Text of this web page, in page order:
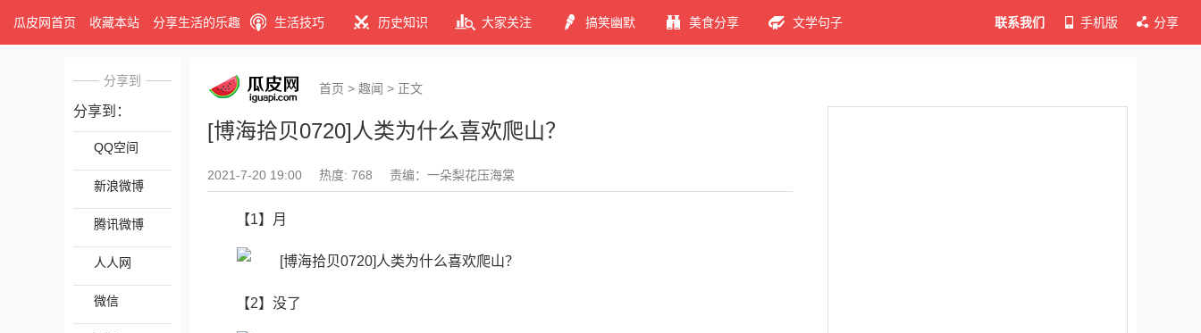
瓜皮网首页 收藏本站 分享生活的乐趣 生活技巧 历史知识 大家关注 搞笑幽默 美食分享 文学句子 联系我们 手机版 分享
分享到
分享到：
QQ空间
新浪微博
腾讯微博
人人网
微信
首页 > 趣闻 > 正文
[博海拾贝0720]人类为什么喜欢爬山？
2021-7-20 19:00 热度: 768 责编：一朵梨花压海棠
【1】月
【2】没了